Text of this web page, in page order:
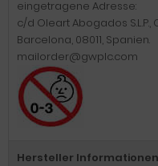
eingetragene Adresse:
c/d Oleart Abogados S.L.P.,
Barcelona, 08011, Spanien.
mailorder@gwplc.com
Hersteller Informationen